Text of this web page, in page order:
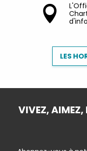
LES
VIVEZ, AIMEZ,